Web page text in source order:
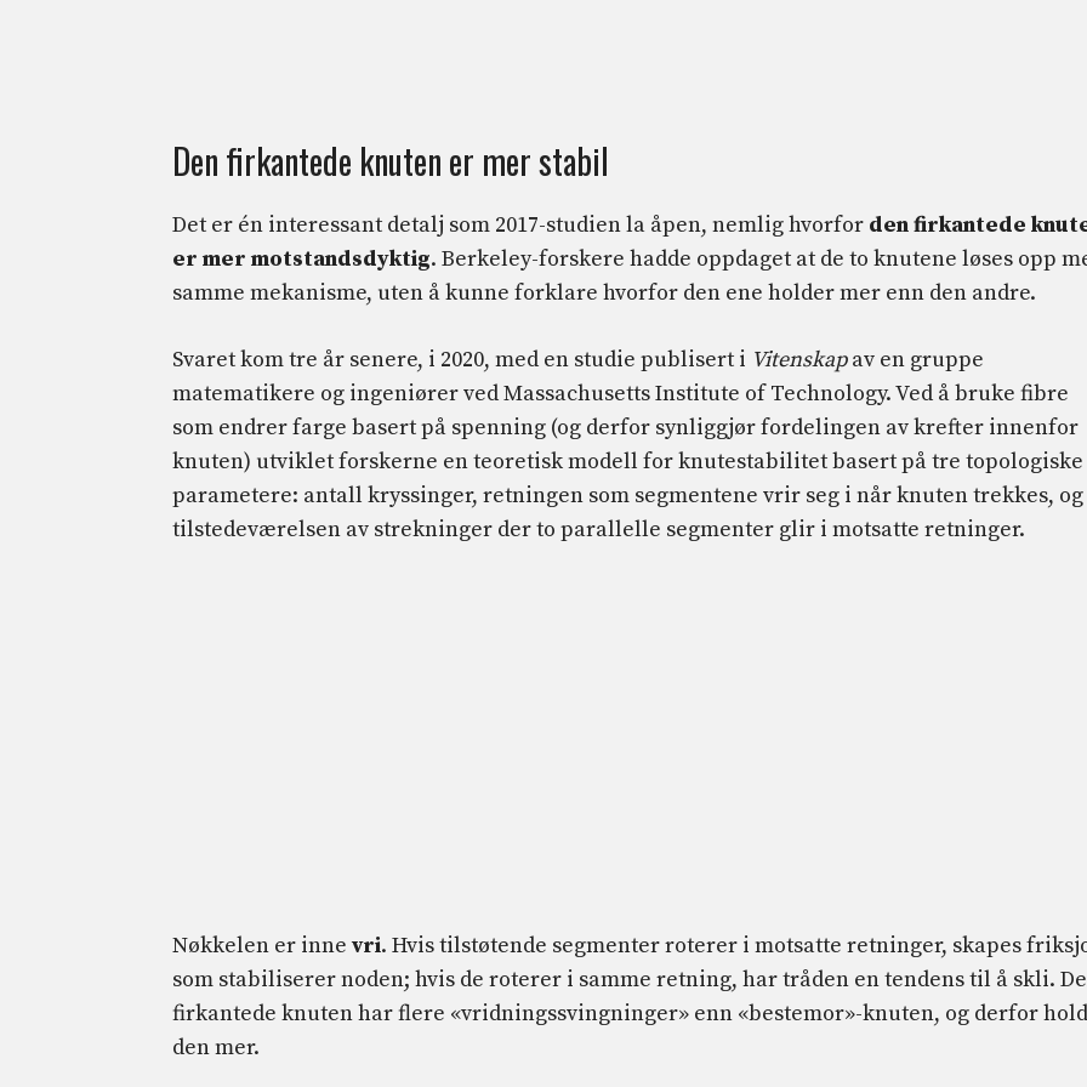
Den firkantede knuten er mer stabil
Det er én interessant detalj som 2017-studien la åpen, nemlig hvorfor den firkantede
er mer motstandsdyktig. Berkeley-forskere hadde oppdaget at de to knutene løses opp
samme mekanisme, uten å kunne forklare hvorfor den ene holder mer enn den andre.
Svaret kom tre år senere, i 2020, med en studie publisert i Vitenskapav en gruppe
matematikere og ingeniører ved Massachusetts Institute of Technology. Ved å bruke fibre
som endrer farge basert på spenning (og derfor synliggjør fordelingen av krefter innenfor
knuten) utviklet forskerne en teoretisk modell for knutestabilitet basert på tre topologiske
parametere: antall kryssinger, retningen som segmentene vrir seg i når knuten trekkes, og
tilstedeværelsen av strekninger der to parallelle segmenter glir i motsatte retninger.
Nøkkelen er inne vri. Hvis tilstøtende segmenter roterer i motsatte retninger, skapes
som stabiliserer noden; hvis de roterer i samme retning, har tråden en tendens til å skli.
firkantede knuten har flere «vridningssvingninger» enn «bestemor»-knuten, og derfor
den mer.